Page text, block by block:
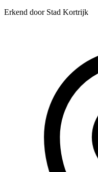
Erkend door Stad Kortrijk